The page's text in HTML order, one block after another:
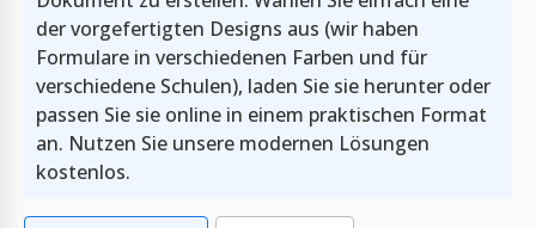
der vorgefertigten Designs aus (wir haben
Formulare in verschiedenen Farben und für
verschiedene Schulen), laden Sie sie herunter oder
passen Sie sie online in einem praktischen Format
an. Nutzen Sie unsere modernen Lösungen
kostenlos.